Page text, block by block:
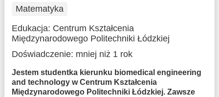
Matematyka
Edukacja: Centrum Kształcenia
Międzynarodowego Politechniki Łódzkiej
Doświadczenie: mniej niż 1 rok
Jestem studentka kierunku biomedical engineering
and technology w Centrum Kształcenia
Międzynarodowego Politechniki Łódzkiej. Zawsze